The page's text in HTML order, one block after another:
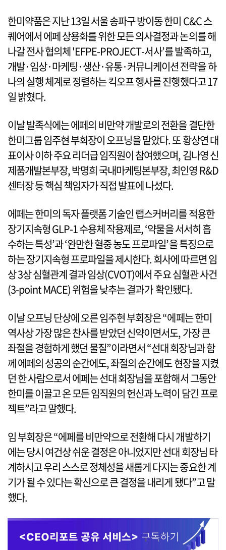
한미약품은 지난 13일 서울 송파구 방이동 한미 C&C 스
퀘어에서 에페 상용화를 위한 모든 의사결정과 논의를 해
나갈 전사 협의체 'EFPE-PROJECT-서사’를 발족하고,
개발·임상·마케팅·생산·유통·커뮤니케이션 전략을 하
나의 실행 체계로 정렬하는 킥오프 행사를 진행했다고 17
일 밝혔다.
이날 발족식에는 에페의 비만약 개발로의 전환을 결단한
한미그룹 임주현 부회장이 오프닝을 맡았다. 또 황상연 대
표이사 이하 주요 리더급 임직원이 참여했으며, 김나영 신
제품개발본부장, 박명희 국내마케팅본부장, 최인영 R&D
센터장 등 핵심 책임자가 직접 발표에 나섰다.
에페는 한미의 독자 플랫폼 기술인 랩스커버리를 적용한
장기지속형 GLP-1 수용체 작용제로, ‘약물을 서서히 흡
수하는 특성’과 ‘완만한 혈중 농도 프로파일’을 특징으로
하는 장기지속형 프로파일을 제시한다. 회사에 따르면 임
상 3상 심혈관계 결과 임상(CVOT)에서 주요 심혈관 사건
(3-point MACE) 위험을 낮추는 결과가 확인됐다.
이날 오프닝 단상에 오른 임주현 부회장은 “에페는 한미
역사상 가장 많은 찬사를 받았던 신약이면서도, 가장 큰
좌절을 경험하게 했던 물질”이라면서 “선대 회장님과 함
께 에페의 성공의 순간에도, 좌절의 순간에도 현장을 지켰
던 한 사람으로서 에페는 선대 회장님을 포함해서 그동안
한미를 이끌고 온 모든 임직원의 헌신과 노력이 담긴 프로
젝트”라고 말했다.
임 부회장은 “에페를 비만약으로 전환해 다시 개발하기
에는 당시 여건상 쉬운 결정은 아니었지만 선대 회장님 타
계하시고 우리 스스로 정체성을 새롭게 다지는 중요한 계
기가 될 수 있다는 확신으로 큰 결정을 내리게 됐다”고 말
했다.